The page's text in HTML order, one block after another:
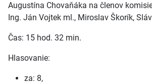
Augustína Chovaňáka na členov
Ing. Ján Vojtek ml., Miroslav Škorík,
Čas: 15 hod. 32 min.
Hlasovanie:
za: 8,